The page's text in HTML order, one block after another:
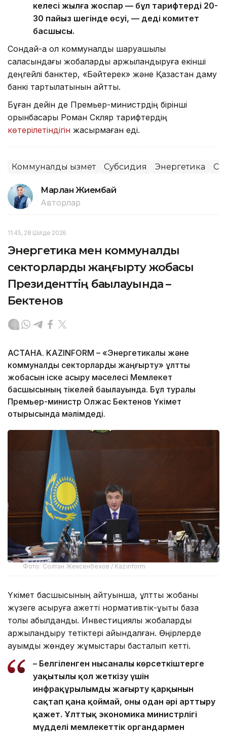
келесі жылға жоспар — бұл тарифтердің 20-
30 пайыз шегінде өсуі, — деді комитет
басшысы.
Сондай-ақ ол коммуналдық шаруашылық
саласындағы жобаларды қаржыландыруға екінші
деңгейлі банктер, «Бәйтерек» және Қазақстан даму
банкі тартылатынын айтты.
Бұған дейін де Премьер-министрдің бірінші
орынбасары Роман Скляр тарифтердің
көтерілетіндігін жасырмаған еді.
Коммуналдық қызмет Субсидия Энергетика
Марлан Жиембай
Авторлар
11:45, 28 Шілде 2026
Энергетика мен коммуналдық
секторларды жаңғырту жобасы
Президенттің бақылауында –
Бектенов
АСТАНА. KAZINFORM – «Энергетикалық және
коммуналдық секторларды жаңғырту» ұлттық
жобасын іске асыру мәселесі Мемлекет
басшысының тікелей бақылауында. Бұл туралы
Премьер-министр Олжас Бектенов Үкімет
отырысында мәлімдеді.
Фото: Солтан Жексенбеков / Kazinform
Үкімет басшысының айтуынша, ұлттық жобаны
жүзеге асыруға қажетті нормативтік-құқықтық база
толық қабылданды. Инвестициялық жобаларды
қаржыландыру тетіктері айқындалған. Өңірлерде
ауқымды жөндеу жұмыстары басталып кетті.
– Белгіленген нысаналы көрсеткіштерге
уақытылы қол жеткізу үшін
инфрақұрылымды жаңғырту қарқынын
сақтап қана қоймай, оны одан әрі арттыру
қажет. Ұлттық экономика министрлігі
мүдделі мемлекеттік органдармен